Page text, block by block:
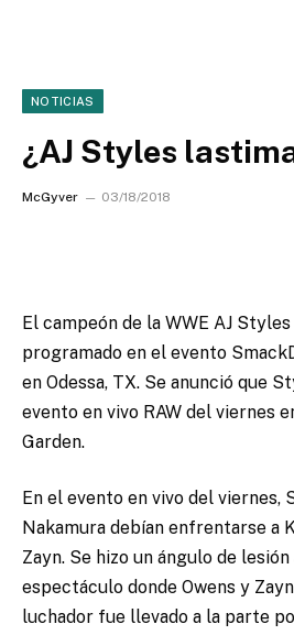
NOTICIAS
¿AJ Styles
McGyver 03/18/2018
El campeón de la WWE AJ
programado en el evento
en Odessa, TX. Se anunció que
evento en vivo RAW del viernes
Garden.
En el evento en vivo del viernes,
Nakamura debían enfrentarse a
Zayn. Se hizo un ángulo de
espectáculo donde Owens y
luchador fue llevado a la parte